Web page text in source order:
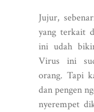
Jujur,
yang terkait
ini udah
Virus ini
orang. Tapi
dan pengen
nyerempet